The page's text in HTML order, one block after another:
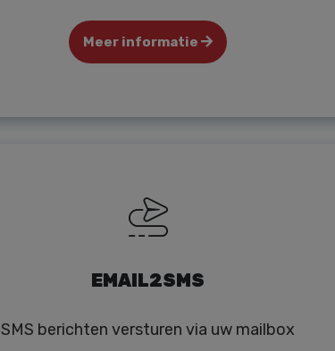
Meer informatie
EMAIL2SMS
SMS berichten versturen via uw mailbox